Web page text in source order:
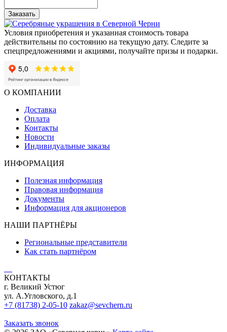
Заказать
Условия приобретения и указанная стоимость товара
действительны по состоянию на текущую дату. Следите за
спецпредложениями и акциями, получайте призы и подарки.
О КОМПАНИИ
Доставка
Оплата
Контакты
Новости
Индивидуальные заказы
ИНФОРМАЦИЯ
Полезная информация
Правовая информация
Документы
Информация для акционеров
НАШИ ПАРТНЁРЫ
Региональные представители
Как стать партнёром
КОНТАКТЫ
г. Великий Устюг
ул. А.Угловского, д.1
+7 (81738) 2-05-10 zakaz@sevchern.ru
Заказать звонок